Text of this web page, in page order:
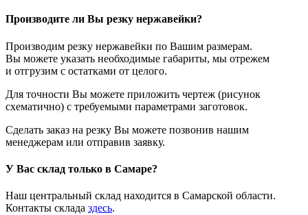
Производите ли Вы резку нержавейки?
Производим резку нержавейки по Вашим размерам.
Вы можете указать необходимые габариты, мы отрежем
и отгрузим с остатками от целого.
Для точности Вы можете приложить чертеж (рисунок
схематично) с требуемыми параметрами заготовок.
Сделать заказ на резку Вы можете позвонив нашим
менеджерам или отправив заявку.
У Вас склад только в Самаре?
Наш центральный склад находится в Самарской области.
Контакты склада здесь.